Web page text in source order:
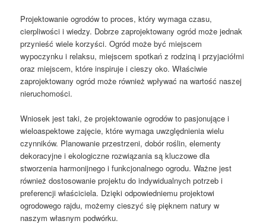
Projektowanie ogrodów to proces, który wymaga czasu,
cierpliwości i wiedzy. Dobrze zaprojektowany ogród może jednak
przynieść wiele korzyści. Ogród może być miejscem
wypoczynku i relaksu, miejscem spotkań z rodziną i przyjaciółmi
oraz miejscem, które inspiruje i cieszy oko. Właściwie
zaprojektowany ogród może również wpływać na wartość naszej
nieruchomości.
Wniosek jest taki, że projektowanie ogrodów to pasjonujące i
wieloaspektowe zajęcie, które wymaga uwzględnienia wielu
czynników. Planowanie przestrzeni, dobór roślin, elementy
dekoracyjne i ekologiczne rozwiązania są kluczowe dla
stworzenia harmonijnego i funkcjonalnego ogrodu. Ważne jest
również dostosowanie projektu do indywidualnych potrzeb i
preferencji właściciela. Dzięki odpowiedniemu projektowi
ogrodowego rajdu, możemy cieszyć się pięknem natury w
naszym własnym podwórku.